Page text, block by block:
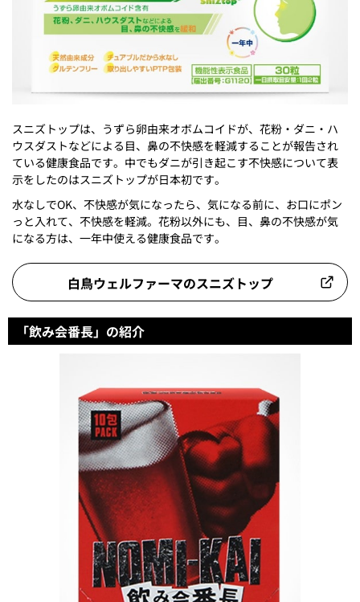
スニズトップは、うずら卵由来オボムコイドが、花粉・ダニ・ハ
ウスダストなどによる目、鼻の不快感を軽減することが報告され
ている健康食品です。中でもダニが引き起こす不快感について表
示をしたのはスニズトップが日本初です。
水なしでOK、不快感が気になったら、気になる前に、お口にポン
っと入れて、不快感を軽減。花粉以外にも、目、鼻の不快感が気
になる方は、一年中使える健康食品です。
白鳥ウェルファーマのスニズトップ
「飲み会番長」の紹介